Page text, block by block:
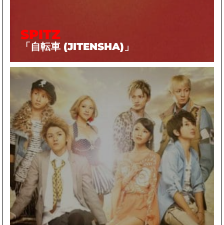
SPITZ
「自転車 (JITENSHA)」